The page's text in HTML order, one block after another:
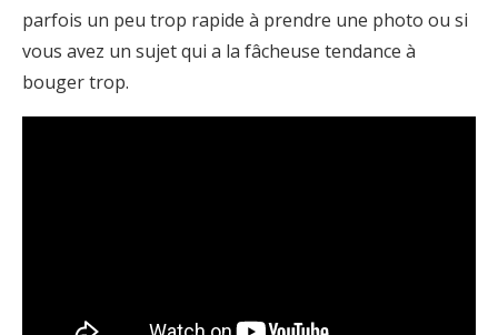
parfois un peu trop rapide à prendre une photo ou si
vous avez un sujet qui a la fâcheuse tendance à
bouger trop.